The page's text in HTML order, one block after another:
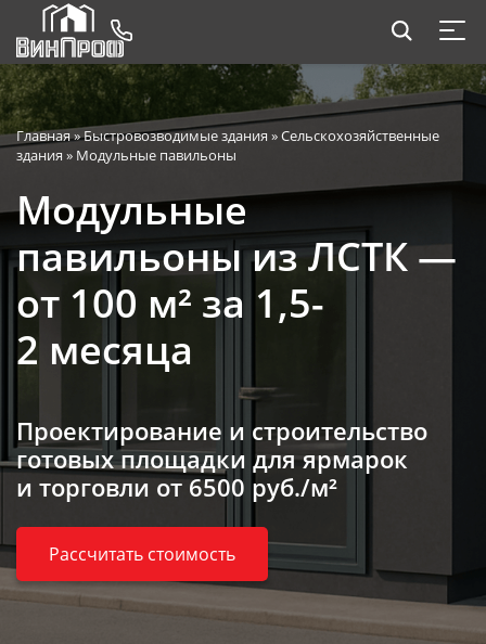
Главная»Быстровозводимые здания »Сельскохозяйственные
здания » Модульные павильоны
Модульные
павильоны из ЛСТК —
от 100 м² за 1,5-
2 месяца
Проектирование и строительство
готовых площадки для ярмарок
и торговлиот 6500 руб./м²
Рассчитать стоимость